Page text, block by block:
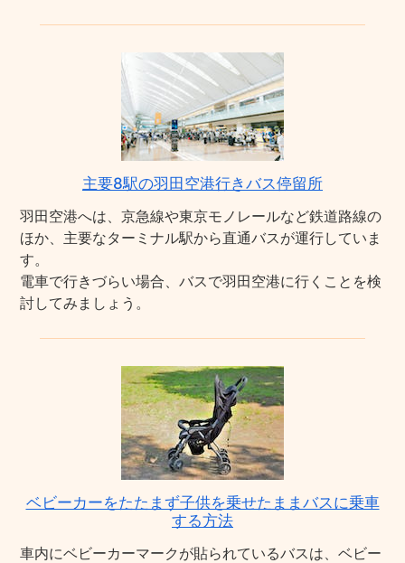
主要8駅の羽田空港行きバス停留所
羽田空港へは、京急線や東京モノレールなど鉄道路線の
ほか、主要なターミナル駅から直通バスが運行していま
す。
電車で行きづらい場合、バスで羽田空港に行くことを検
討してみましょう。
ベビーカーをたたまず子供を乗せたままバスに乗車
する方法
車内にベビーカーマークが貼られているバスは、ベビー